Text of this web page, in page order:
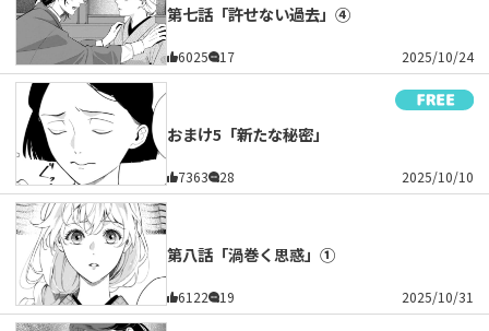
第七話「許せない過去」④
6025 17 2025/10/24
おまけ5「新たな秘密」
7363 28 2025/10/10
第八話「渦巻く思惑」①
6122 19 2025/10/31